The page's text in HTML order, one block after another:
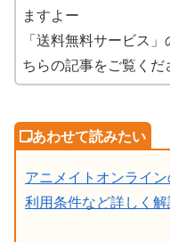
ますよー
「送料無料サービス
ちらの記事をご覧くだ
アニメイトオンライ
利用条件など詳しく解